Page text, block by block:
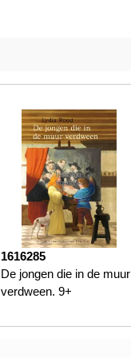
1616285
De jongen die in de muur
verdween. 9+